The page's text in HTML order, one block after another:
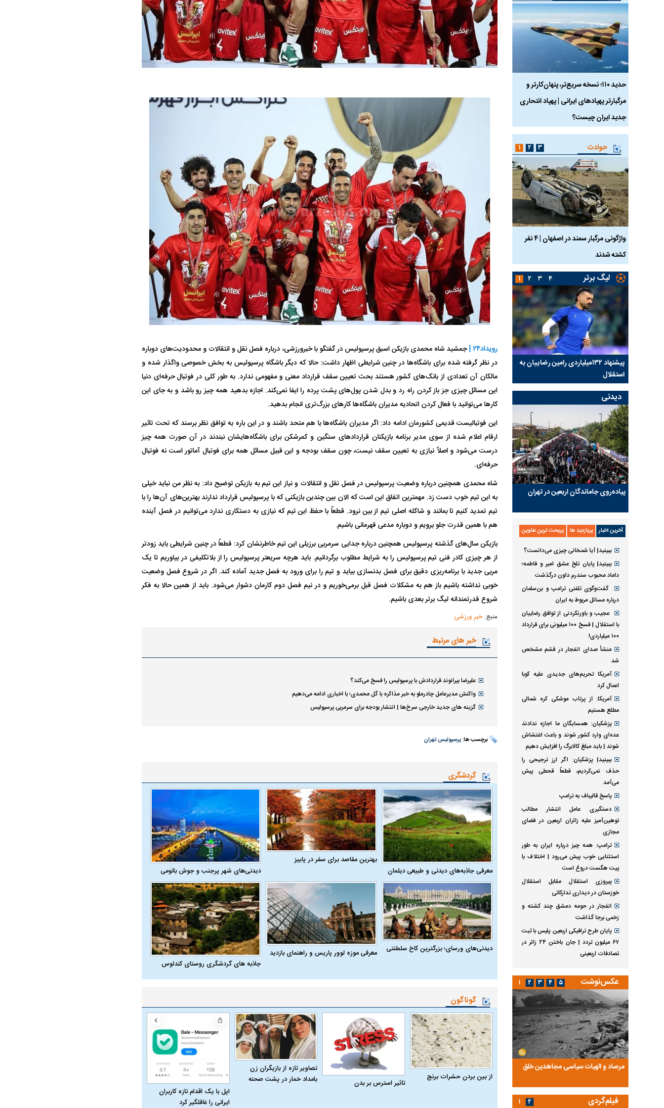
رویداد۲۴ |
جمشید شاه محمدی بازیکن اسبق پرسپولیس در گفتگو با خبرورزشی، درباره فصل نقل و انتقالات و محدودیت‌های دوباره
در نظر گرفته شده برای باشگاه‌ها در چنین شرایطی اظهار داشت: حالا که دیگر باشگاه پرسپولیس به بخش خصوصی واگذار شده و
مالکان آن تعدادی از بانک‌های کشور هستند بحث تعیین سقف قرارداد معنی و مفهومی ندارد. به طور کلی در فوتبال حرفه‌ای دنیا
این مسائل چیزی جز باز کردن راه رد و بدل شدن پول‌های پشت پرده را ایفا نمی‌کند. اجازه بدهید همه چیز رو باشد و به جای این
کار‌ها می‌توانید با فعال کردن اتحادیه مدیران باشگاه‌ها کار‌های بزرگ‌تری انجام بدهید.
این فوتبالیست قدیمی کشورمان ادامه داد: اگر مدیران باشگاه‌ها با هم متحد باشند و در این باره به توافق نظر برسند که تحت تاثیر
ارقام اعلام شده از سوی مدیر برنامه بازیکنان قرارداد‌های سنگین و کمرشکن برای باشگاه‌هایشان نبندند در آن صورت همه چیز
درست می‌شود و اصلاً نیازی به تعیین سقف نیست، چون سقف بودجه و این قبیل مسائل همه برای فوتبال آماتور است نه فوتبال
حرفه‌ای.
شاه محمدی همچنین درباره وضعیت پرسپولیس در فصل نقل و انتقالات و نیاز این تیم به بازیکن توضیح داد: به نظر من نباید خیلی
به این تیم خوب دست زد. مهمترین اتفاق این است که الان بین چندین بازیکنی که با پرسپولیس قرارداد ندارند بهترین‌های آن‌ها را با
تیم تمدید کنیم تا بمانند و شاکله اصلی تیم از بین نرود. قطعاً با حفظ این تیم که نیازی به دستکاری ندارد می‌توانیم در فصل آینده
هم با همین قدرت جلو برویم و دوباره مدعی قهرمانی باشیم.
بازیکن سال‌های گذشته پرسپولیس همچنین درباره جدایی سرمربی برزیلی این تیم خاطرنشان کرد: قطعاً در چنین شرایطی باید زودتر
از هر چیزی کادر فنی تیم پرسپولیس را به شرایط مطلوب برگردانیم. باید هرچه سریعتر پرسپولیس را از بلاتکلیفی در بیاوریم تا یک
مربی جدید با برنامه‌ریزی دقیق برای فصل بدنسازی بیاید و تیم را برای ورود به فصل جدید آماده کند. اگر در شروع فصل وضعیت
خوبی نداشته باشیم باز هم به مشکلات فصل قبل برمی‌خوریم و در نیم فصل دوم کارمان دشوار می‌شود. باید از همین حالا به فکر
شروع قدرتمندانه لیگ برتر بعدی باشیم.
منبع: خبر ورزشی
خبر های مرتبط
علیرضا بیرانوند قراردادش با پرسپولیس را فسخ می‌کند؟
واکنش مدیرعامل چادرملو به خبر مذاکره با گل محمدی؛ با اخباری ادامه می‌دهیم
گزینه های جدید خارجی سرخ‌ها | انتشار بودجه برای سرمربی پرسپولیس
برچسب ها: پرسپولیس تهران
گردشگری
معرفی جاذبه‌های دیدنی و طبیعی دیلمان
بهترین مقاصد برای سفر در پاییز
دیدنی‌های شهر پرجنب و جوش باتومی
دیدنی‌های ورسای؛ بزرگترین کاخ سلطنتی
معرفی موزه لوور پاریس و راهنمای بازدید
جاذبه های گردشگری روستای کندلوس
گوناگون
از بین بردن حشرات برنج
تاثیر استرس بر بدن
تصاویر تازه از بازیگران زن
بامداد خمار در پشت صحنه
اپل با یک اقدام تازه کاربران
ایرانی را غافلگیر کرد
حدید ۱۱۰؛ نسخه سریع‌تر، پنهان‌کارتر و
مرگبارتر پهپادهای ایرانی | پهپاد انتحاری
جدید ایران چیست؟
چیست؟
مرگبارتر پهپادهای ایرانی | پهپاد انتحاری
حوادث
واژگونی مرگبار سمند در اصفهان | ۴ نفر
کشته شدند
عکس| ماجرای کشف جسد ناشناس که
توسط حیوانات خورده شد
مرگ دلخراش دختر ۱۸ ساله بر اثر برق
گرفتگی
واژگونی مرگبار سمند در اصفهان | ۴ نفر
کشته شدند
عکس| ماجرای کشف جسد ناشناس که
توسط حیوانات خورده شد
۱ ۲ ۳
لیگ برتر
پیشنهاد ۱۳۲میلیاردی رامین رضاییان به
استقلال
بازگشت اندونگ به استقلال منتفی شد؛
هافبک گابنی در آستانه انتخاب تیم جدید
ابهام بزرگ درباره قرارداد یاسر آسانی؛
اولین چالش حقوقی استقلال
پرسپولیس در انتظار سه خرید کلیدی
پیش از شروع لیگ
استقلال
۱ ۲ ۳ ۴
دیدنی
پیاده‌روی جاماندگان اربعین در تهران
آخرین اخبار پربازدید ها پربحث ترین عناوین
ببینید| آیا شمخانی چیزی می‌دانست؟
ببینید| پایان تلخ عشق امیر و فاطمه؛
داماد محبوب سندرم داون درگذشت
گفت‌وگوی تلفنی ترامپ و بن‌سلمان
درباره مسائل مربوط به ایران
عجیب و باورنکردنی از توافق رضاییان
با استقلال | فسخ ۱۰۰ میلیونی برای قرارداد
۱۰۰ میلیاردی!
منشأ صدای انفجار در قشم مشخص
شد
آمریکا تحریم‌های جدیدی علیه کوبا
اعمال کرد
آمریکا: از پرتاب موشکی کره شمالی
مطلع هستیم
پزشکیان: همسایگان ما اجازه ندادند
عده‌ای وارد کشور شوند و باعث اغتشاش
شوند | باید مبلغ کالابرگ را افزایش دهیم
ببینید| پزشکیان: اگر ارز ترجیحی را
حذف نمی‌کردیم، قطعاً قحطی پیش
می‌آمد
پاسخ قالیباف به ترامپ
دستگیری عامل انتشار مطالب
توهین‌آمیز علیه زائران اربعین در فضای
مجازی
ترامپ: همه چیز درباره ایران به طور
استثنایی خوب پیش می‌رود | اختلاف با
پیت هگست دروغ است
پیروزی استقلال مقابل استقلال
خوزستان در دیداری تدارکاتی
انفجار در حومه دمشق چند کشته و
زخمی برجا گذاشت
پایان طرح ترافیکی اربعین پلیس با ثبت
۶۷ میلیون تردد | جان باختن ۲۴ زائر در
تصادفات اربعینی
عکس‌نوشت
مرصاد و الهیات سیاسی مجاهدین خلق
آخرین پرده از حیات سیاسی یک سلسله |
روایتی از آخرین مصاحبه‌ی شاه در ایران
ریشه‌های عزاداری ماه محرم در فرهنگ
و تاریخ ایران
عزاداری ماه محرم در دوران قاجار چگونه
انجام می‌شد؟
۱ ۲ ۳ ۴ ۵
فیلم‌گردی ۱ ۲